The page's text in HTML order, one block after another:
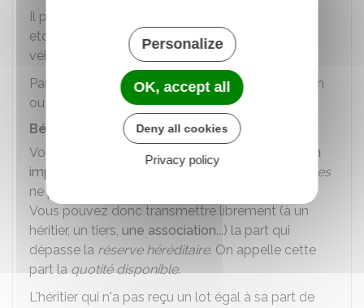
Il peut s'agir de maisons, appartements, terrains,
etc. Vous pouvez aussi léguer des meubles,
véhicules, tableaux, etc.
Par contre, vous ne pouvez pas léguer votre nom
ou un titre honorifique.
Bénéficiaires des legs
Vous devez respecter
les règles de transmission
imposées par la loi
. Ainsi, les
héritiers réservataires
ne peuvent pas être exclus de votre succession.
Vous pouvez donc transmettre librement (à un
héritier, un tiers, une association...) la part qui
dépasse la réserve héréditaire. On appelle cette
part laquotité disponible.
L'héritier qui n'a pas reçu un lot égal à sa part de
Personalize
OK, accept all
Deny all cookies
Privacy policy